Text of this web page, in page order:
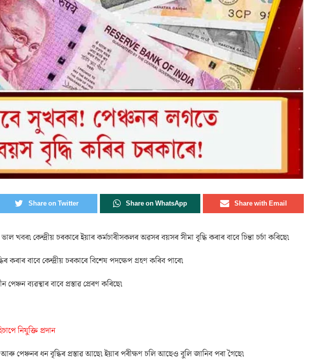
Share on Twitter Share on WhatsApp Share with Email
খবৰ৷ কেন্দ্ৰীয় চৰকাৰে ইয়াৰ কৰ্মচাৰীসকলৰ অৱসৰ বয়সৰ সীমা বৃদ্ধি কৰাৰ বাবে চিন্তা চৰ্চা কৰিছে৷
কৰাৰ বাবে কেন্দ্ৰীয় চৰকাৰে বিশেষ পদক্ষেপ গ্ৰহণ কৰিব পাৰে৷
ব্যৱস্থাৰ বাবে প্ৰস্তাৱ প্ৰেৰণ কৰিছে৷
নিযুক্তি প্ৰদান
পেঞ্চনৰ ধন বৃদ্ধিৰ প্ৰস্তাৱ আছে৷ ইয়াৰ পৰীক্ষণ চলি আছেও বুলি জানিব পৰা গৈছে৷